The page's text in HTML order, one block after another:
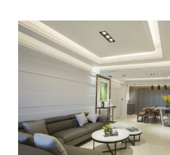
facebook1